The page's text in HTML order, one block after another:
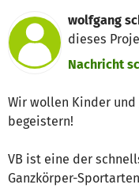
wolfgang
dieses
Nachricht
Wir wollen Kinder
begeistern!
VB ist eine der
Ganzkörper-